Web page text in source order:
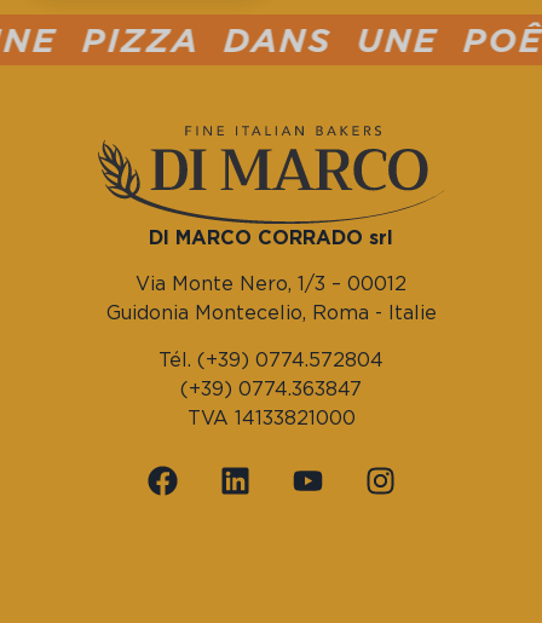
DANS UNE
DI MARCO CORRADO srl
Via Monte Nero, 1/3 – 00012
Guidonia Montecelio, Roma - Italie
Tél. (+39) 0774.572804
(+39) 0774.363847
TVA 14133821000